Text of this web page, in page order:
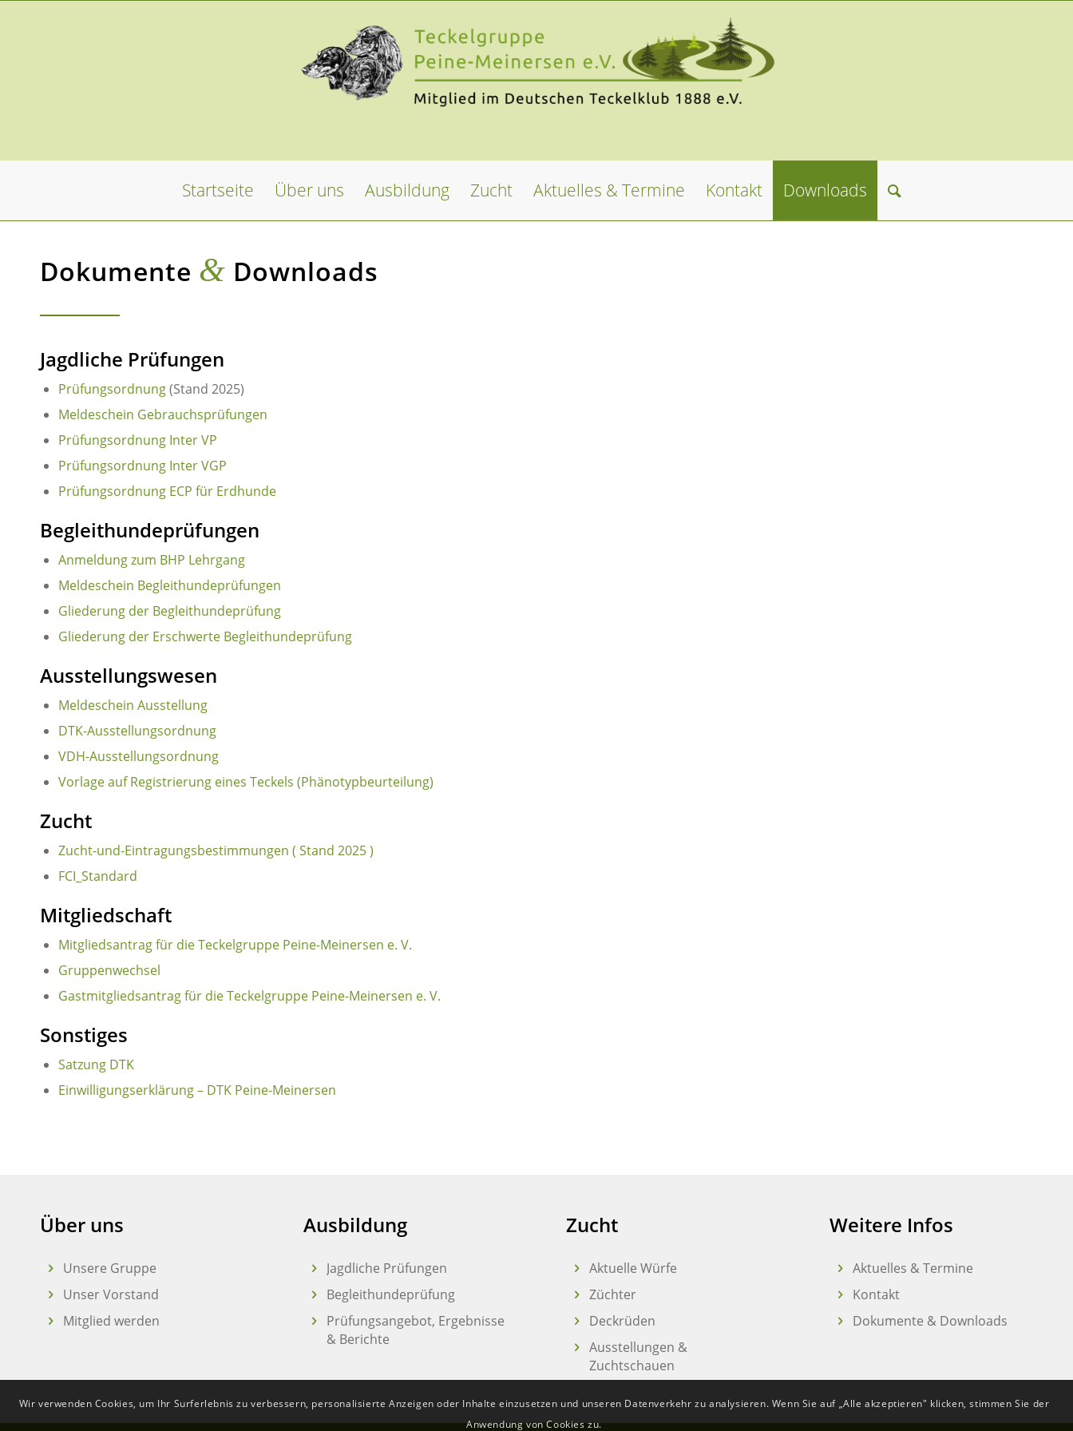
Startseite Über uns Ausbildung Zucht Aktuelles & Termine Kontakt Downloads
Dokumente & Downloads
Jagdliche Prüfungen
Prüfungsordnung(Stand 2025)
Meldeschein Gebrauchsprüfungen
Prüfungsordnung Inter VP
Prüfungsordnung Inter VGP
Prüfungsordnung ECP für Erdhunde
Begleithundeprüfungen
Anmeldung zum BHP Lehrgang
Meldeschein Begleithundeprüfungen
Gliederung der Begleithundeprüfung
Gliederung der Erschwerte Begleithundeprüfung
Ausstellungswesen
Meldeschein Ausstellung
DTK-Ausstellungsordnung
VDH-Ausstellungsordnung
Vorlage auf Registrierung eines Teckels (Phänotypbeurteilung)
Zucht
Zucht-und-Eintragungsbestimmungen ( Stand 2025 )
FCI_Standard
Mitgliedschaft
Mitgliedsantrag für die Teckelgruppe Peine-Meinersen e. V.
Gruppenwechsel
Gastmitgliedsantrag für die Teckelgruppe Peine-Meinersen e. V.
Sonstiges
Satzung DTK
Einwilligungserklärung – DTK Peine-Meinersen
Über uns
Unsere Gruppe
Unser Vorstand
Mitglied werden
Ausbildung
Jagdliche Prüfungen
Begleithundeprüfung
Prüfungsangebot, Ergebnisse
& Berichte
Zucht
Aktuelle Würfe
Züchter
Deckrüden
Ausstellungen &
Zuchtschauen
Weitere Infos
Aktuelles & Termine
Kontakt
Dokumente & Downloads
Wir verwenden Cookies, um Ihr Surferlebnis zu verbessern, personalisierte Anzeigen oder Inhalte einzusetzen und unseren Datenverkehr zu analysieren. Wenn Sie auf „Alle akzeptieren" klicken, stimmen Sie der
Anwendung von Cookies zu.